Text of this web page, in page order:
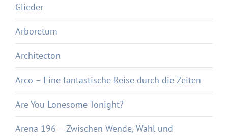
Glieder
Arboretum
Architecton
Arco – Eine fantastische Reise durch die Zeiten
Are You Lonesome Tonight?
Arena 196 – Zwischen Wende, Wahl und